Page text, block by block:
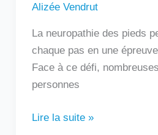
Alizée Vendrut
La neuropathie des pieds
chaque pas en une
Face à ce défi,
personnes
Lire la suite »